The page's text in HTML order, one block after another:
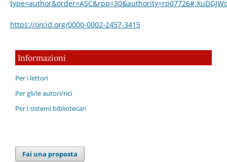
https://orcid.org/0000-0002-2457-3415
Informazioni
Per i lettori
Per gli/le autori/rici
Per i sistemi bibliotecari
Fai una proposta